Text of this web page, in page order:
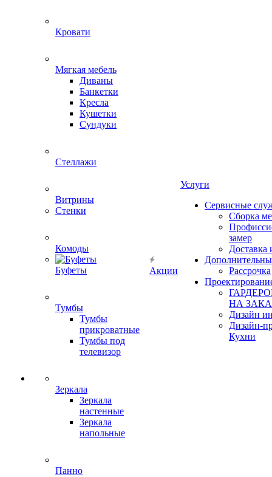
Кровати
Мягкая мебель
Диваны
Банкетки
Кресла
Кушетки
Сундуки
Стеллажи
Витрины
Стенки
Комоды
Буфеты
Тумбы
Тумбы
прикроватные
Тумбы под
телевизор
Зеркала
Зеркала
настенные
Зеркала
напольные
Панно
Акции
Услуги
Сервисные
Сборка
замер
Доставка
Рассрочка
НА
Дизайн
Дизайн-
Кухни